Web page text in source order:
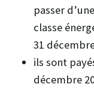
passer
classe
31
ils sont
décembre